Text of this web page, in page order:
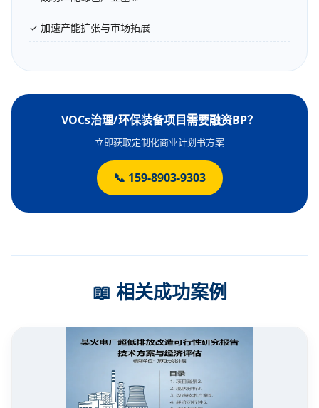
✓ 加速产能扩张与市场拓展
VOCs治理/环保装备项目需要融资BP？
立即获取定制化商业计划书方案
📞 159-8903-9303
📖 相关成功案例